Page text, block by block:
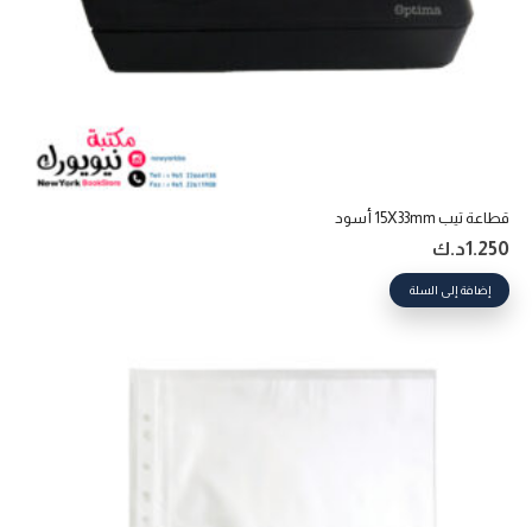
قطاعة تيب 15X33mm أسود
1.250د.ك
إضافة إلى السلة